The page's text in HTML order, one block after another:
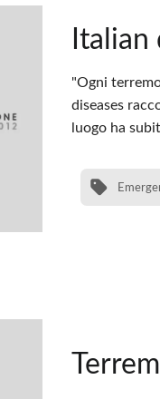
Italian
"Ogni
diseases
luogo ha